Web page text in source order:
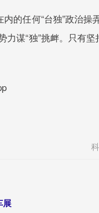
的任何“台独”政治
谋“独”挑衅。只有
展